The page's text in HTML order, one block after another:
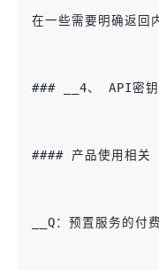
在一些需要明确返回
### __4、 API密钥
#### 产品使用相关
__Q：预置服务的付